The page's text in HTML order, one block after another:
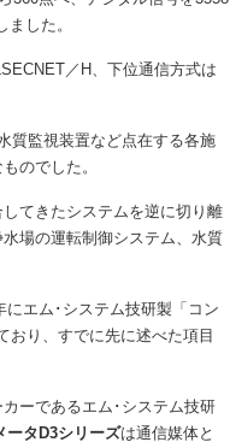
した。
／H、下位通信方式は
質監視装置など点在する各施
のでした。
てきたシステムを逆に切り離
場の運転制御システム、水質
エム･システム技研製「コン
おり、すでに先に述べた項目
ーであるエム･システム技研
ータD3シリーズは通信媒体と